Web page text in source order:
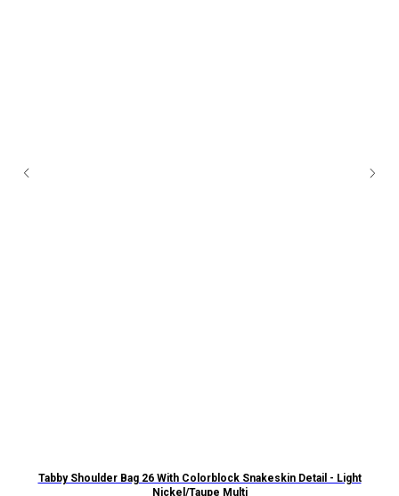
Tabby Shoulder Bag 26 With Colorblock Snakeskin Detail - Light
Nickel/Taupe Multi